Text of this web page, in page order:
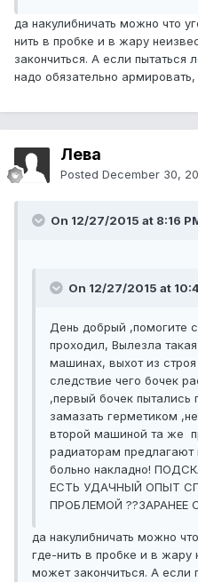
да накулибничать можно что
нить в пробке и в жару
закончиться. А если пытаться
надо обязательно
Лева
Posted December 30,
On 12/27/2015 at 8:16
On 12/27/2015 at
День добрый ,помогите
проходил, Вылезла
машинах, выхот из
следствие чего бочек
,первый бочек пытались
замазать герметиком
второй машиной та же
радиаторам предлагают
больно накладно!
ЕСТЬ УДАЧНЫЙ ОПЫТ
ПРОБЛЕМОЙ ??ЗАРАНЕЕ
да накулибничать можно
где-нить в пробке и в жару
может закончиться. А если